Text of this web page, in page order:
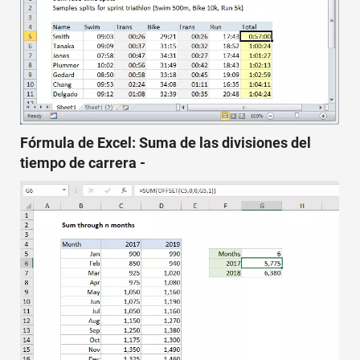
Fórmula de Excel: Suma de las divisiones del
tiempo de carrera -